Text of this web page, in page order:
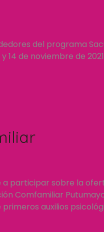
del programa
14 de noviembre de
participar sobre la
Comfamiliar
auxilios